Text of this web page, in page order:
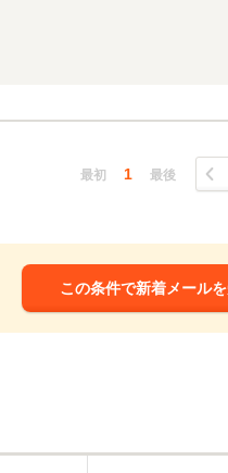
最初 1 最後
この条件で新着メール